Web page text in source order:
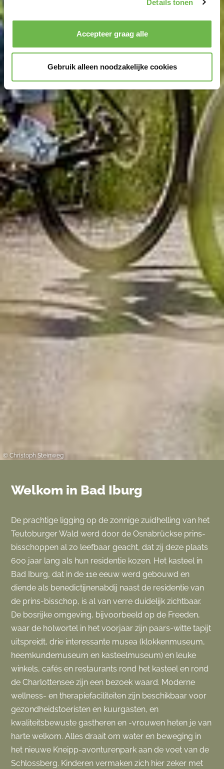
en om ons websiteverkeer te analyseren.Dank u voor
Kennisgeving van de verwerking van uw gegevens
YouTube worden verzameld:Door te klikken op
"Accepteer graag alle" of door „Voorkeuren“,
„Statistieken“ of „Marketing“ aan te vinken en te klikken
op "Selectie handmatig instellen", stemt u er ook mee in
dat uw gegevens in de VS worden verwerkt in
overeenstemming met Art. 49 (1) zin 1 lit. a DSGVO. De
VS zijn door het Europees Hof van Justitie beoordeeld
als een land met een ontoereikend niveau van
gegevensbescherming volgens EU-normen. In het
bijzonder bestaat het risico dat uw gegevens door de
Amerikaanse autoriteiten worden verwerkt voor controle-
en toezichtdoeleinden, mogelijk ook zonder enig
rechtsmiddel. Indien u op "Selectie handmatig instellen"
klikt en geen van de keuzevakken (voorkeuren,
statistieken of marketing) hebt geselecteerd, zal de
hierboven beschreven overdracht niet plaatsvinden. Voor
meer informatie, zie onze privacyverklaring.
We geven u hier graag meer gedetailleerde informatie:
Privacybeleid|Impressum
Details tonen
Accepteer graag alle
Gebruik alleen noodzakelijke cookies
© Christoph Steinweg
Welkom in Bad Iburg
De prachtige ligging op de zonnige zuidhelling van het
Teutoburger Wald werd door de Osnabrückse prins-
bisschoppen al zo leefbaar geacht, dat zij deze plaats
600 jaar lang als hun residentie kozen. Het kasteel in
Bad Iburg, dat in de 11e eeuw werd gebouwd en
diende als benedictijnenabdij naast de residentie van
de prins-bisschop, is al van verre duidelijk zichtbaar.
De bosrijke omgeving, bijvoorbeeld op de Freeden,
waar de holwortel in het voorjaar zijn paars-witte tapijt
uitspreidt, drie interessante musea (klokkenmuseum,
heemkundemuseum en kasteelmuseum) en leuke
winkels, cafés en restaurants rond het kasteel en rond
de Charlottensee zijn een bezoek waard. Moderne
wellness- en therapiefaciliteiten zijn beschikbaar voor
gezondheidstoeristen en kuurgasten, en
kwaliteitsbewuste gastheren en -vrouwen heten je van
harte welkom. Alles draait om water en beweging in
het nieuwe Kneipp-avonturenpark aan de voet van de
Schlossberg. Kinderen vermaken zich hier zeker met